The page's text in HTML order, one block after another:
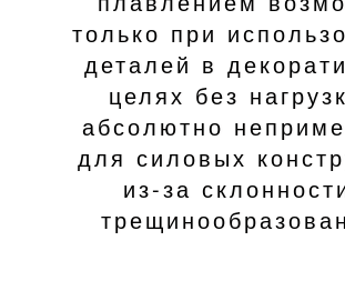
только при
деталей в
целях без
абсолютно
для силовых
из-за